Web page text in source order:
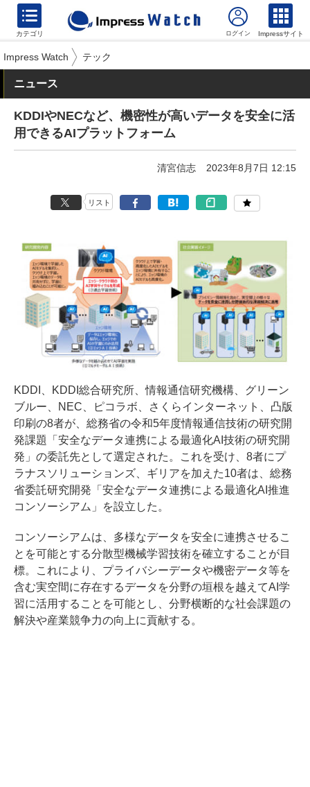
カテゴリ Impressサイト
Impress Watch テック
ニュース
KDDIやNECなど、機密性が高いデータを安全に活
用できるAIプラットフォーム
清宮信志 2023年8月7日 12:15
リスト
KDDI、KDDI総合研究所、情報通信研究機構、グリーン
ブルー、NEC、ピコラボ、さくらインターネット、凸版
印刷の8者が、総務省の令和5年度情報通信技術の研究開
発課題「安全なデータ連携による最適化AI技術の研究開
発」の委託先として選定された。これを受け、8者にプ
ラナスソリューションズ、ギリアを加えた10者は、総務
省委託研究開発「安全なデータ連携による最適化AI推進
コンソーシアム」を設立した。
コンソーシアムは、多様なデータを安全に連携させるこ
とを可能とする分散型機械学習技術を確立することが目
標。これにより、プライバシーデータや機密データ等を
含む実空間に存在するデータを分野の垣根を越えてAI学
習に活用することを可能とし、分野横断的な社会課題の
解決や産業競争力の向上に貢献する。